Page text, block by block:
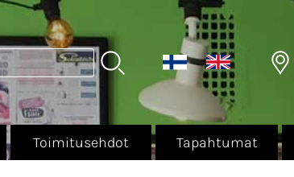
Toimitusehdot Tapahtumat